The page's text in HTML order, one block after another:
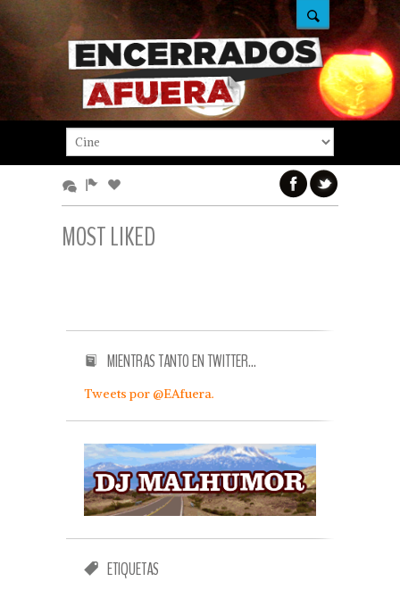
MOST LIKED
MIENTRAS TANTO EN TWITTER…
Tweets por @EAfuera.
ETIQUETAS